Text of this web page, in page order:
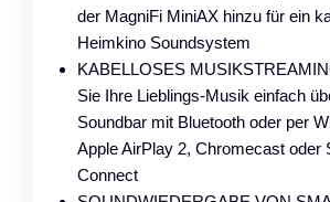
der MagniFi MiniAX hinzu für ein
Heimkino Soundsystem
KABELLOSES
Sie Ihre Lieblings-Musik einfach
Soundbar mit Bluetooth oder per
Apple AirPlay 2, Chromecast oder
Connect